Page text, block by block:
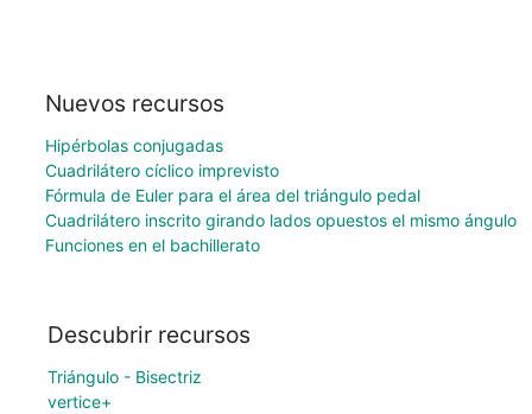
Nuevos recursos
Hipérbolas conjugadas
Cuadrilátero cíclico imprevisto
Fórmula de Euler para el área del triángulo pedal
Cuadrilátero inscrito girando lados opuestos el mismo ángulo
Funciones en el bachillerato
Descubrir recursos
Triángulo - Bisectriz
vertice+